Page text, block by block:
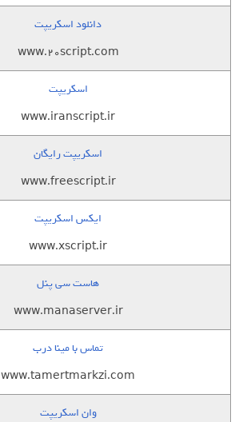
دانلود اسکریپت
www.20script.com
اسکریپت
www.iranscript.ir
اسکریپت رایگان
www.freescript.ir
ایکس اسکریپت
www.xscript.ir
هاست سی پنل
www.manaserver.ir
تماس با مینا درب
www.tamertmarkzi.com
وان اسکریپت